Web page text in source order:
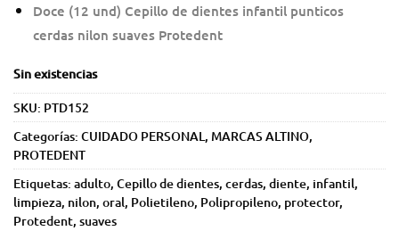
Doce (12 und) Cepillo de dientes infantil punticos
cerdas nilon suaves Protedent
Sin existencias
SKU: PTD152
Categorías: CUIDADO PERSONAL, MARCAS ALTINO,
PROTEDENT
Etiquetas: adulto, Cepillo de dientes, cerdas, diente, infantil,
limpieza, nilon, oral, Polietileno, Polipropileno, protector,
Protedent, suaves